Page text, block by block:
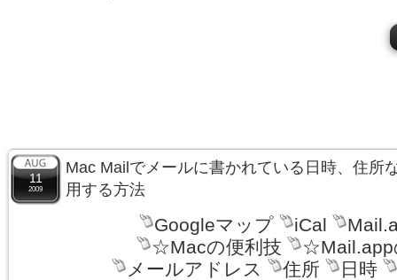
11
2009
Mac Mailでメールに書かれている日時、住所
用する方法
Googleマップ iCal
☆Macの便利技
☆Mail.app
メールアドレス
住所 日時